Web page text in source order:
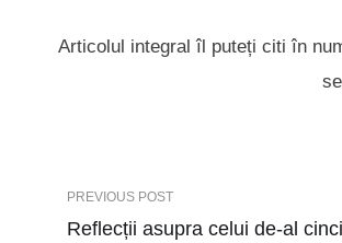
Articolul integral îl puteți citi în
PREVIOUS POST
Reflecții asupra celui de-al